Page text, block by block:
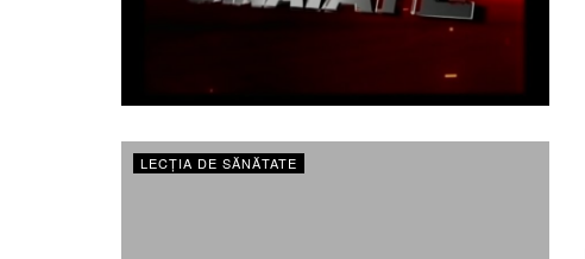
LECȚIA DE SĂNĂTATE